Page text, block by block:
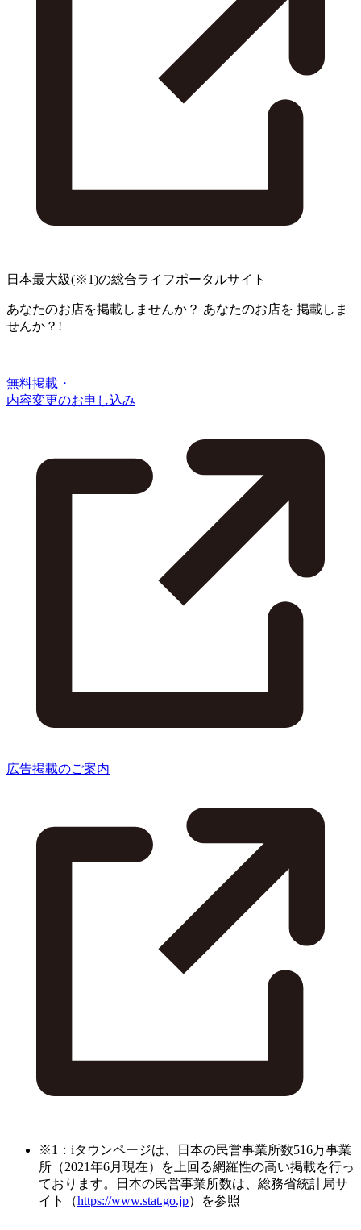
日本最大級(※1)の総合ライフポータルサイト
あなたのお店を掲載しませんか？ あなたのお店を 掲載しま
せんか？!
無料掲載・
内容変更のお申し込み
広告掲載のご案内
※1：iタウンページは、日本の民営事業所数516万事業
所（2021年6月現在）を上回る網羅性の高い掲載を行っ
ております。日本の民営事業所数は、総務省統計局サ
イト（https://www.stat.go.jp）を参照